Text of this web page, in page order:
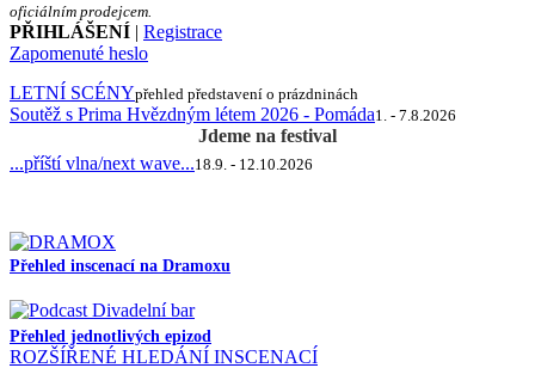
oficiálním prodejcem.
PŘIHLÁŠENÍ | Registrace
Zapomenuté heslo
LETNÍ SCÉNYpřehled představení o prázdninách
Soutěž s Prima Hvězdným létem 2026 - Pomáda1. - 7.8.2026
Jdeme na festival
...příští vlna/next wave...18.9. - 12.10.2026
Přehled inscenací na Dramoxu
Přehled jednotlivých epizod
ROZŠÍŘENÉ HLEDÁNÍ INSCENACÍ